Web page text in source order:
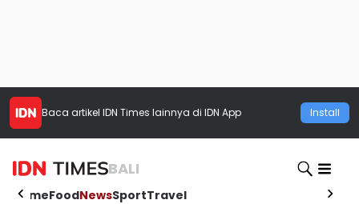
Baca artikel IDN Times lainnya di IDN App Install
BALI
HomeFoodNewsSportTravel